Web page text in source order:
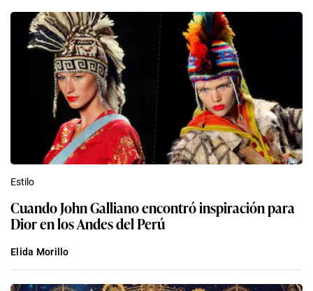
Estilo
Cuando John Galliano encontró inspiración para
Dior en los Andes del Perú
Elida Morillo